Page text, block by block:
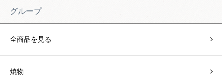
グループ
全商品を見る
焼物